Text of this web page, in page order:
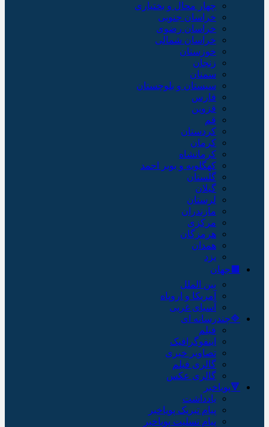
چهار محال و بختیاری
خراسان جنوبی
خراسان رضوی
خراسان شمالی
خوزستان
زنجان
سمنان
سیستان و بلوچستان
فارس
قزوین
قم
کردستان
کرمان
کرمانشاه
کهگلویه و بویر احمد
گلستان
گیلان
لرستان
مازندران
مرکزی
هرمزگان
همدان
یزد
🟫جهان
بین الملل
آمریکا و اروپاه
آسیای غربی
🔷چندرسانه ای
فیلم
اینفوگرافیک
تصاویر خبری
گالری فیلم
گالری عکس
🔻پویاخبر
یادداشت
پیام تبریک پویاخبر
پیام تسلیت پویاخبر